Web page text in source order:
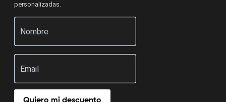
personalizadas.
Quiero mi descuento